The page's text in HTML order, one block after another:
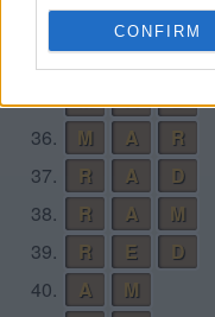
CONFIRM
R
A
34.
E R
E
35. M A
D
36.
M A
R
37.
R A
D
38.
R A
M
39.
R E
D
40.
A
M